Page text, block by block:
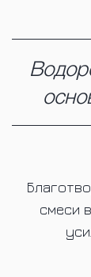
смеси